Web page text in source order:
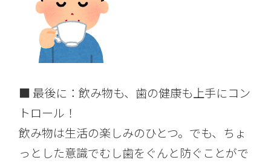
■ 最後に：飲み物も、歯の健康も上手にコン
トロール！
飲み物は生活の楽しみのひとつ。でも、ちょ
っとした意識でむし歯をぐんと防ぐことがで